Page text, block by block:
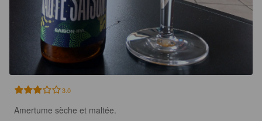
3.0
Amertume sèche et maltée.